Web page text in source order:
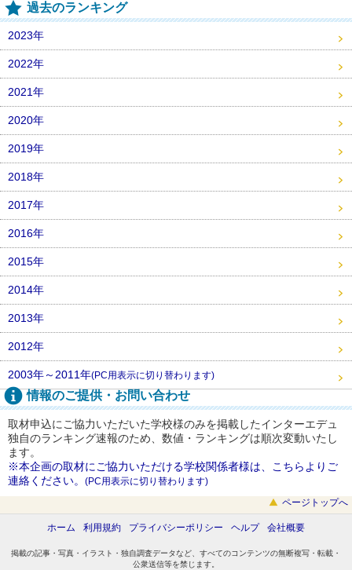
過去のランキング
2023年
2022年
2021年
2020年
2019年
2018年
2017年
2016年
2015年
2014年
2013年
2012年
2003年～2011年(PC用表示に切り替わります)
情報のご提供・お問い合わせ
取材申込にご協力いただいた学校様のみを掲載したインターエデュ
独自のランキング速報のため、数値・ランキングは順次変動いたし
ます。
※本企画の取材にご協力いただける学校関係者様は、こちらよりご
連絡ください。 (PC用表示に切り替わります)
ページトップへ
ホーム 利用規約 プライバシーポリシー ヘルプ 会社概要
掲載の記事・写真・イラスト・独自調査データなど、すべてのコンテンツの無断複写・転載・
公衆送信等を禁じます。